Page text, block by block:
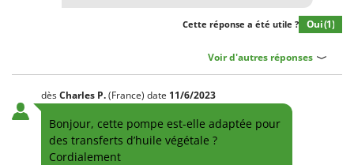
Cette réponse a été utile ? Oui(1)
Voir d'autres réponses
dèsCharles P.(France) date 11/6/2023
Bonjour, cette pompe est-elle adaptée pour
des transferts d’huile végétale ?
Cordialement